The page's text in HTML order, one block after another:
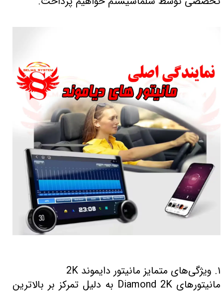
۱. ویژگی‌های متمایز مانیتور دایموند 2K
مانیتورهای Diamond 2K به دلیل تمرکز بر بالاترین